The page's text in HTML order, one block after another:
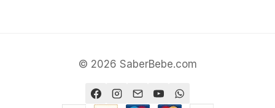
© 2026 SaberBebe.com